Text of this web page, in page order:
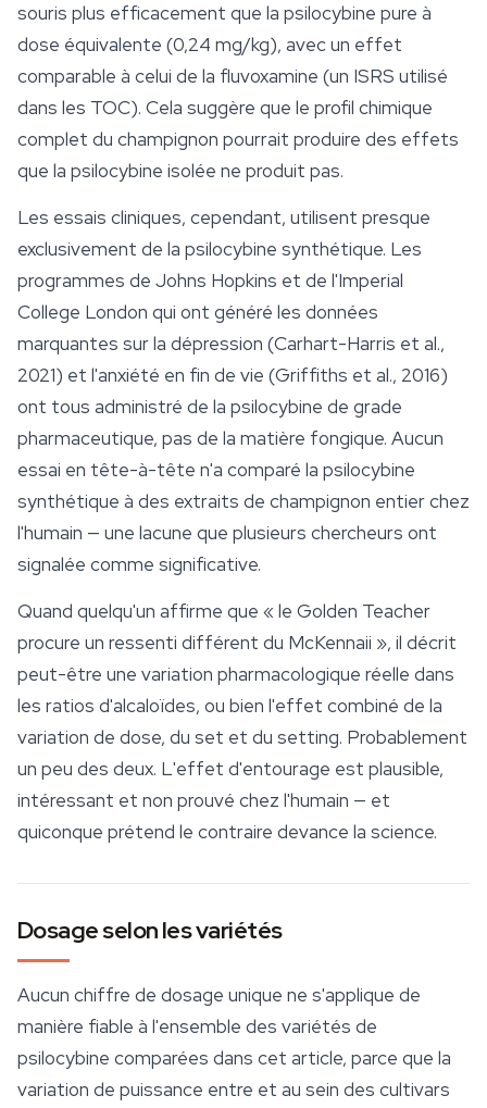
souris plus efficacement que la psilocybine pure à
dose équivalente (0,24 mg/kg), avec un effet
comparable à celui de la fluvoxamine (un ISRS utilisé
dans les TOC). Cela suggère que le profil chimique
complet du champignon pourrait produire des effets
que la psilocybine isolée ne produit pas.
Les essais cliniques, cependant, utilisent presque
exclusivement de la psilocybine synthétique. Les
programmes de Johns Hopkins et de l'Imperial
College London qui ont généré les données
marquantes sur la dépression (Carhart-Harris et al.,
2021) et l'anxiété en fin de vie (Griffiths et al., 2016)
ont tous administré de la psilocybine de grade
pharmaceutique, pas de la matière fongique. Aucun
essai en tête-à-tête n'a comparé la psilocybine
synthétique à des extraits de champignon entier chez
l'humain — une lacune que plusieurs chercheurs ont
signalée comme significative.
Quand quelqu'un affirme que « le Golden Teacher
procure un ressenti différent du McKennaii », il décrit
peut-être une variation pharmacologique réelle dans
les ratios d'alcaloïdes, ou bien l'effet combiné de la
variation de dose, du set et du setting. Probablement
un peu des deux. L'effet d'entourage est plausible,
intéressant et non prouvé chez l'humain — et
quiconque prétend le contraire devance la science.
Dosage selon les variétés
Aucun chiffre de dosage unique ne s'applique de
manière fiable à l'ensemble des variétés de
psilocybine comparées dans cet article, parce que la
variation de puissance entre et au sein des cultivars